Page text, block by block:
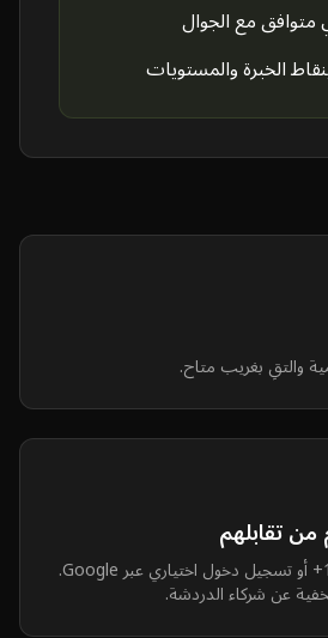
مع الجوال
الخبرة والمستويات
والتقِ بغريب متاح.
من تقابلهم
وصول للضيوف بسن 18+ أو تسجيل دخول اختياري عبر Google.
عن شركاء الدردشة.